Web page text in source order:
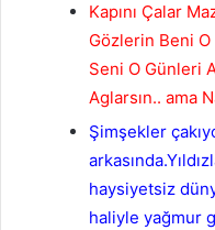
Kapını Çalar
Gözlerin Beni O
Seni O Günleri
Aglarsın.. ama
Şimşekler
haysiyetsiz
haliyle yağmur